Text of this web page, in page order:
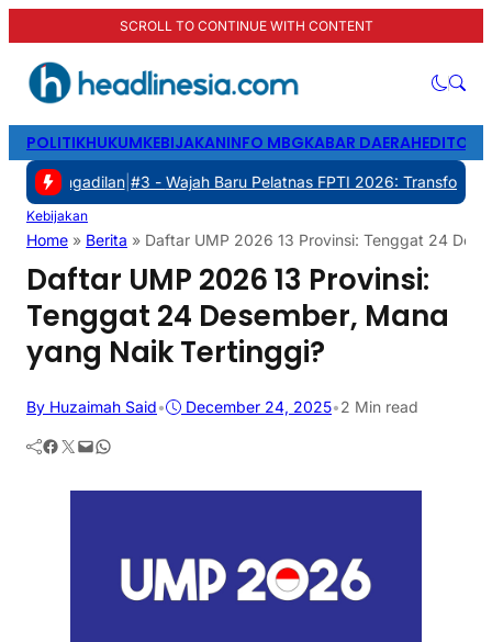
SCROLL TO CONTINUE WITH CONTENT
POLITIKHUKUMKEBIJAKANINFO MBGKABAR DAERAH
|#3 -Wajah Baru Pelatnas FPTI 2026: Transformasi
Kebijakan
Home » Berita » Daftar UMP 2026 13 Provinsi: Tenggat 24
Daftar UMP 2026 13 Provinsi:
Tenggat 24 Desember, Mana
yang Naik Tertinggi?
By Huzaimah Said• December 24, 2025•2 Min read
Facebook Twitter Mail WhatsApp